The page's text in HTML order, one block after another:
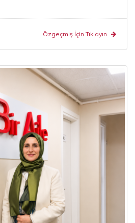
Özgeçmiş İçin Tıklayın